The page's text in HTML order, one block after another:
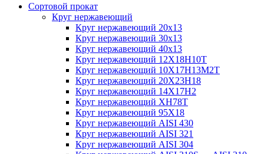
Сортовой прокат
Круг нержавеющий
Круг нержавеющий 20х13
Круг нержавеющий 30х13
Круг нержавеющий 40х13
Круг нержавеющий 12Х18Н10Т
Круг нержавеющий 10Х17Н13М2T
Круг нержавеющий 20Х23Н18
Круг нержавеющий 14Х17Н2
Круг нержавеющий ХН78Т
Круг нержавеющий 95Х18
Круг нержавеющий AISI 430
Круг нержавеющий AISI 321
Круг нержавеющий AISI 304